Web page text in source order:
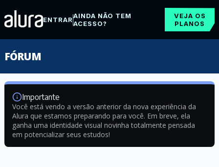
ENTRARAINDA NÃO TEM
ACESSO?
VEJA OS
PLANOS
FÓRUM
Importante
Você está vendo a versão anterior da nova experiência da
Alura que estamos preparando para você. Em breve, ela
ganha uma identidade visual novinha totalmente pensada
em potencializar seus estudos!